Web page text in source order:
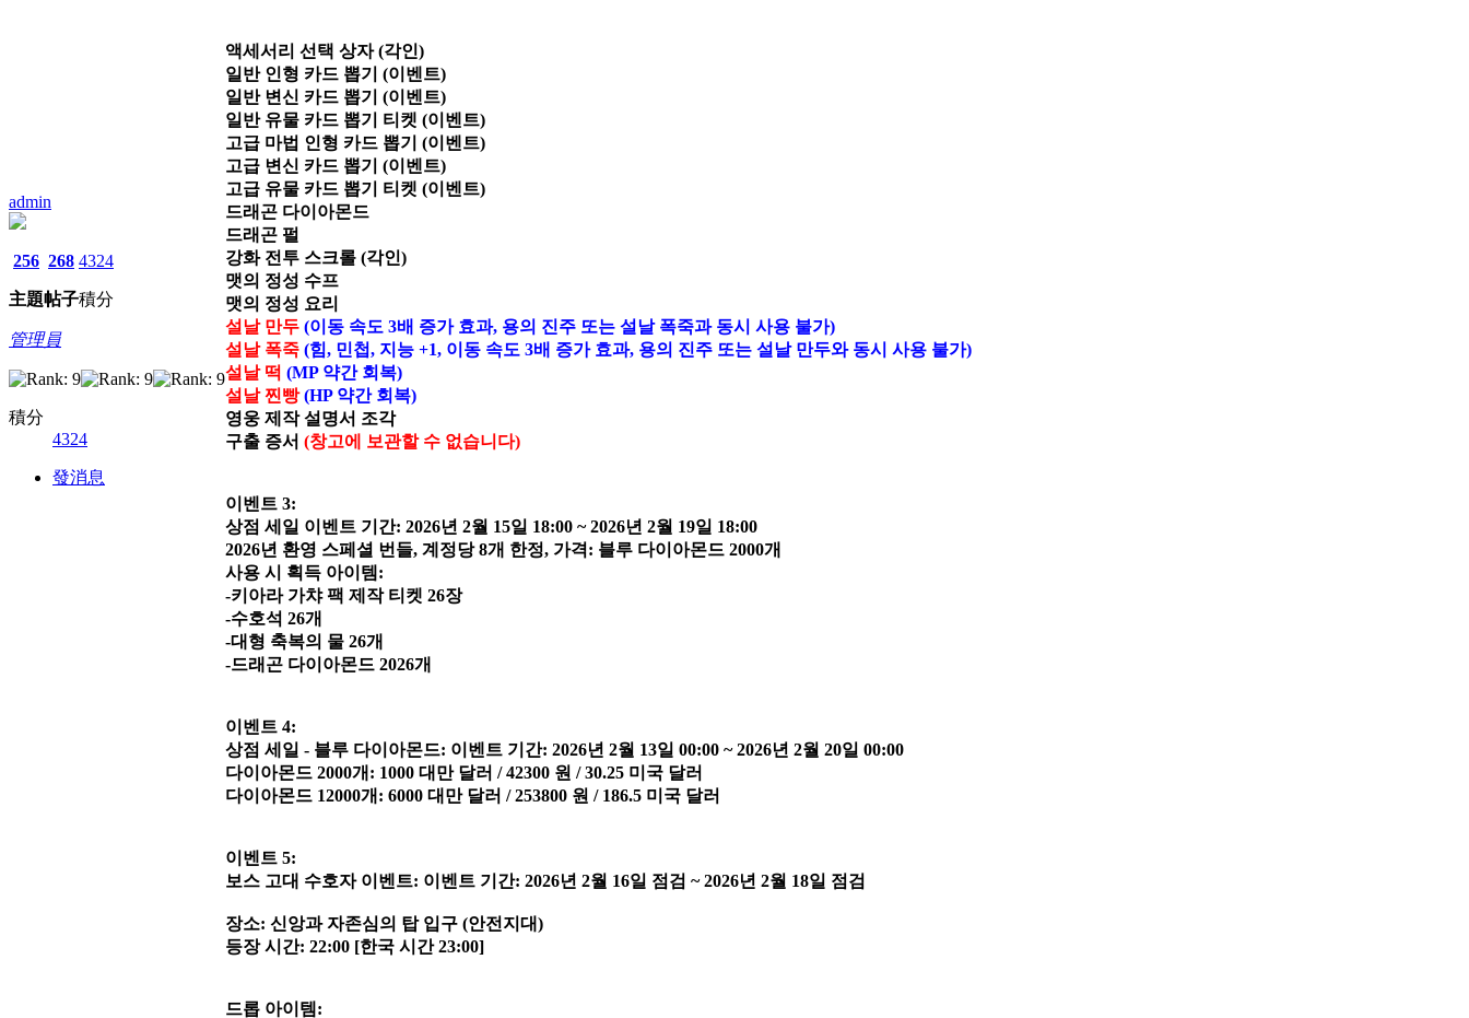
admin
256
主題
268
帖子
4324
積分
管理員
積分
4324
發消息
액세서리 선택 상자 (각인)
일반 인형 카드 뽑기 (이벤트)
일반 변신 카드 뽑기 (이벤트)
일반 유물 카드 뽑기 티켓 (이벤트)
고급 마법 인형 카드 뽑기 (이벤트)
고급 변신 카드 뽑기 (이벤트)
고급 유물 카드 뽑기 티켓 (이벤트)
드래곤 다이아몬드
드래곤 펄
강화 전투 스크롤 (각인)
맷의 정성 수프
맷의 정성 요리
설날 만두 (이동 속도 3배 증가 효과, 용의 진주 또는 설날 폭죽과 동시 사용 불가)
설날 폭죽 (힘, 민첩, 지능 +1, 이동 속도 3배 증가 효과, 용의 진주 또는 설날 만두와 동시 사용 불가)
설날 떡 (MP 약간 회복)
설날 찐빵(HP 약간 회복)
영웅 제작 설명서 조각
구출 증서 (창고에 보관할 수 없습니다)
이벤트 3:
상점 세일 이벤트 기간: 2026년 2월 15일 18:00 ~ 2026년 2월 19일 18:00
2026년 환영 스페셜 번들, 계정당 8개 한정, 가격: 블루 다이아몬드 2000개
사용 시 획득 아이템:
-키아라 가챠 팩 제작 티켓 26장
-수호석 26개
-대형 축복의 물 26개
-드래곤 다이아몬드 2026개
이벤트 4:
상점 세일 - 블루 다이아몬드: 이벤트 기간: 2026년 2월 13일 00:00 ~ 2026년 2월 20일 00:00
다이아몬드 2000개: 1000 대만 달러 / 42300 원 / 30.25 미국 달러
다이아몬드 12000개: 6000 대만 달러 / 253800 원 / 186.5 미국 달러
이벤트 5:
보스 고대 수호자 이벤트: 이벤트 기간: 2026년 2월 16일 점검 ~ 2026년 2월 18일 점검
장소: 신앙과 자존심의 탑 입구 (안전지대)
등장 시간: 22:00 [한국 시간 23:00]
드롭 아이템: